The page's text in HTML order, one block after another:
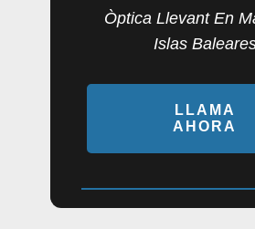
Òptica Llevant En
Islas
LLAMA
AHORA